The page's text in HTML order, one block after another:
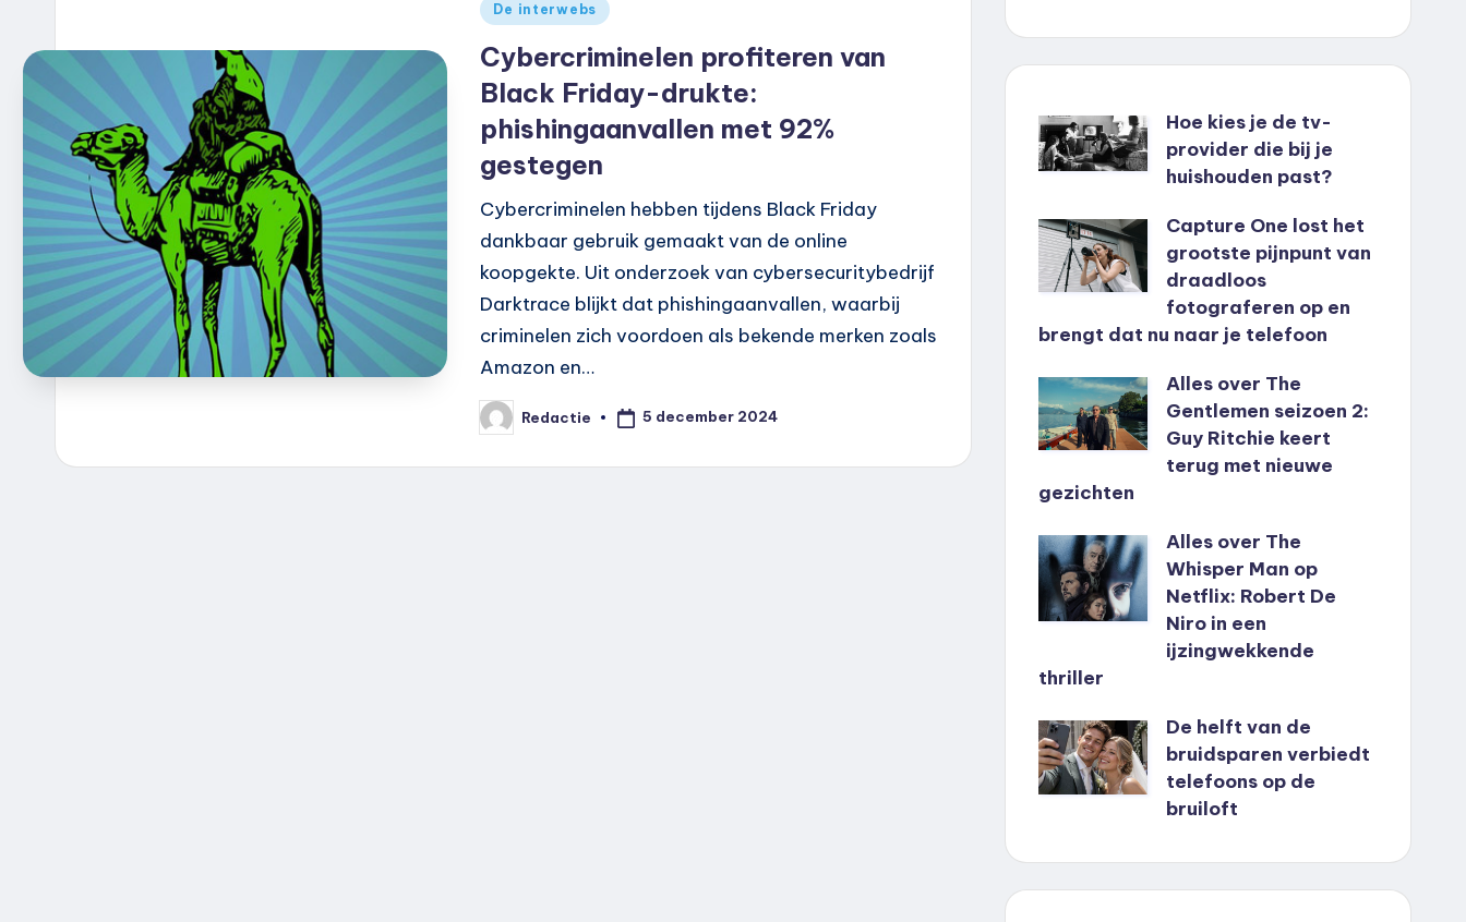
Geplaatst
De interwebs
Cybercriminelen profiteren van
Black Friday-drukte:
phishingaanvallen met 92%
gestegen
Cybercriminelen hebben tijdens Black Friday
dankbaar gebruik gemaakt van de online
koopgekte. Uit onderzoek van cybersecuritybedrijf
Darktrace blijkt dat phishingaanvallen, waarbij
criminelen zich voordoen als bekende merken zoals
Amazon en…
Geplaatst
door
Redactie 5 december 2024
Hoe kies je de tv-
provider die bij je
huishouden past?
Capture One lost het
grootste pijnpunt van
draadloos
fotograferen op en
brengt dat nu naar je telefoon
Alles over The
Gentlemen seizoen 2:
Guy Ritchie keert
terug met nieuwe
gezichten
Alles over The
Whisper Man op
Netflix: Robert De
Niro in een
ijzingwekkende
thriller
De helft van de
bruidsparen verbiedt
telefoons op de
bruiloft